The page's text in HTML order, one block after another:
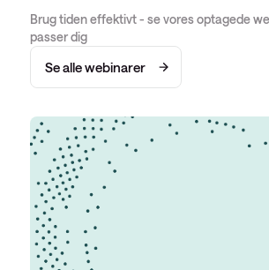
Brug tiden effektivt - se vores optagede
passer dig
Se alle webinarer